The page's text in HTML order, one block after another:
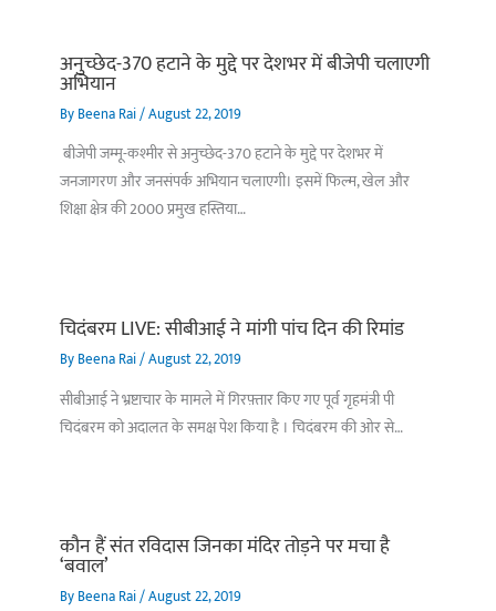
अनुच्छेद-370 हटाने के मुद्दे पर देशभर में बीजेपी चलाएगी
अभियान
ByBeena Rai/August 22, 2019
बीजेपी जम्मू-कश्मीर से अनुच्छेद-370 हटाने के मुद्दे पर देशभर में
जनजागरण और जनसंपर्क अभियान चलाएगी। इसमें फिल्म, खेल और
शिक्षा क्षेत्र की 2000 प्रमुख हस्तिया…
चिदंबरम LIVE: सीबीआई ने मांगी पांच दिन की रिमांड
ByBeena Rai/August 22, 2019
सीबीआई ने भ्रष्टाचार के मामले में गिरफ़्तार किए गए पूर्व गृहमंत्री पी
चिदंबरम को अदालत के समक्ष पेश किया है । चिदंबरम की ओर से…
कौन हैं संत रविदास जिनका मंदिर तोड़ने पर मचा है
‘बवाल’
ByBeena Rai/August 22, 2019